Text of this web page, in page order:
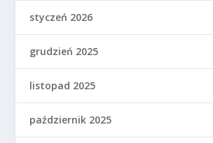
styczeń 2026
grudzień 2025
listopad 2025
październik 2025